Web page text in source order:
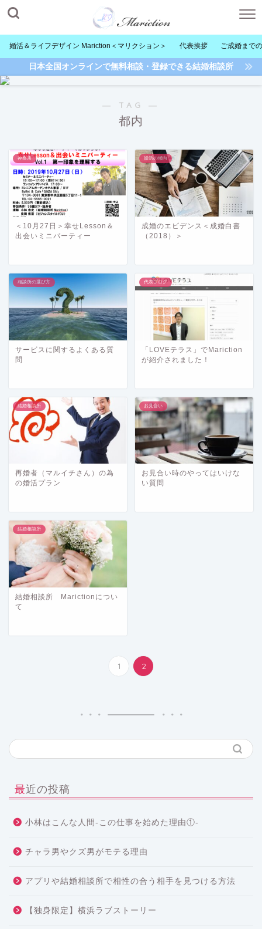
婚活＆ライフデザイン Mariction＜マリクション＞ 代表挨拶 ご成婚まで
日本全国オンラインで無料相談・登録できる結婚相談所
― TAG ―
都内
神奈川
＜10月27日＞幸せLesson＆
出会いミニパーティー
婚活の傾向
成婚のエビデンス＜成婚白書
（2018）＞
相談所の選び方
サービスに関するよくある質
問
代表ブログ
「LOVEテラス」でMariction
が紹介されました！
結婚相談所
再婚者（マルイチさん）の為
の婚活プラン
お見合い
お見合い時のやってはいけな
い質問
結婚相談所
結婚相談所 Marictionについ
て
1 2
最近の投稿
小林はこんな人間-この仕事を始めた理由①-
チャラ男やクズ男がモテる理由
アプリや結婚相談所で相性の合う相手を見つける方法
【独身限定】横浜ラブストーリー